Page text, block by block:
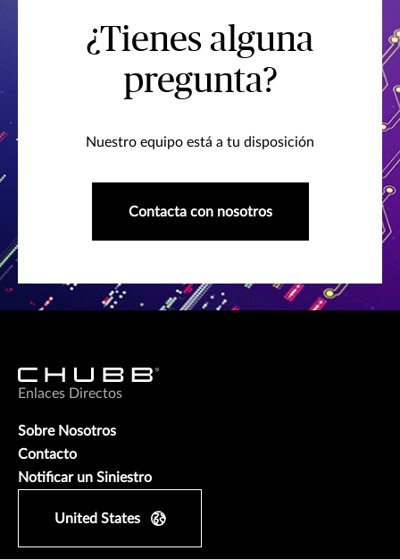
¿Tienes alguna
pregunta?
Nuestro equipo está a tu disposición
Contacta con nosotros
Enlaces Directos
Sobre Nosotros
Contacto
Notificar un Siniestro
United States